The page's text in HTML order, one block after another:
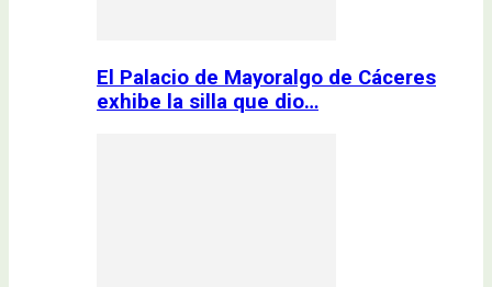
El Palacio de Mayoralgo de Cáceres
exhibe la silla que dio…